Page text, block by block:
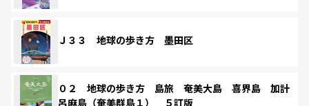
Ｊ３３ 地球の歩き方 墨田区
０２ 地球の歩き方 島旅 奄美大島 喜界島 加計
呂麻島（奄美群島１） ５訂版